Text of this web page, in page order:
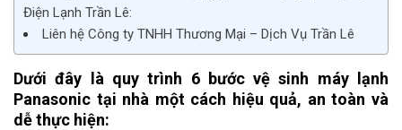
Điện Lạnh Trần Lê:
Liên hệ Công ty TNHH Thương Mại – Dịch Vụ Trần Lê
Dưới đây là quy trình 6 bước vệ sinh máy lạnh
Panasonic tại nhà một cách hiệu quả, an toàn và
dễ thực hiện: